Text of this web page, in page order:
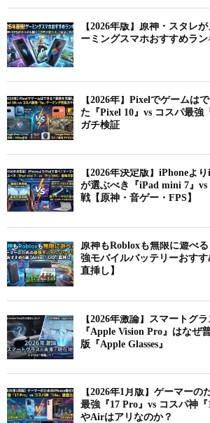
【2026年版】原神・スタレ
ーミングスマホおすすめラ
【2026年】Pixelでゲームは
た『Pixel 10』vs コスパ最強
ガチ検証
【2026年決定版】iPhoneよ
が選ぶべき『iPad mini 7』
戦【原神・音ゲー・FPS】
原神もRobloxも無限に遊べ
強モバイルバッテリーおす
直挿し】
【2026年激論】スマートグ
『Apple Vision Pro』はなぜ
版『Apple Glasses』
【2026年1月版】ゲーマーの
最強『17 Pro』vs コスパ神
やAirはアリなのか？